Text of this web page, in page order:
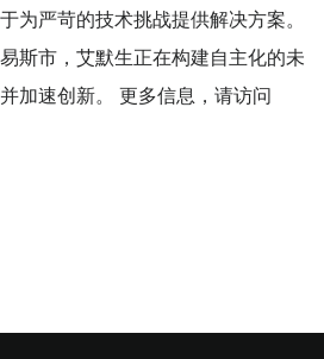
为严苛的技术挑战提供解决方案。
斯市，艾默生正在构建自主化的未
加速创新。 更多信息，请访问